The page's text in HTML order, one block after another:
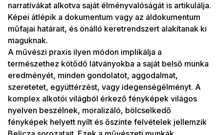
narratívákat alkotva saját élményvalóságát is artikulálja.
Képei átlépik a dokumentum vagy az áldokumentum
műfajai határait, és önálló keretrendszert alakítanak ki
maguknak.
A művészi praxis ilyen módon implikálja a
természethez kötődő látványokba a saját belső munka
eredményét, minden gondolatot, aggodalmat,
szeretetet, együttérzést, vagy idegenségélményt. A
komplex alkotói világból érkező fényképek világos
nyelven beszélnek, moralizáló, bölcselkedő
fényképek helyett nyílt és őszinte felvételek jellemzik